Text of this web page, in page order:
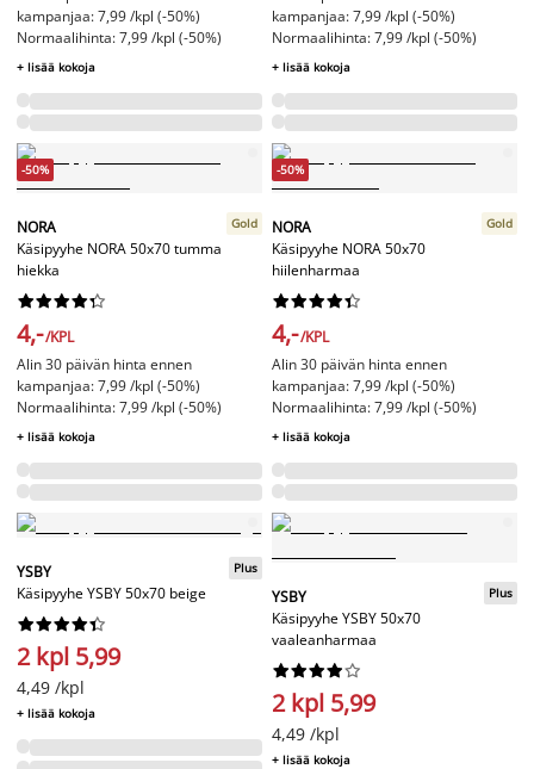
kampanjaa: 7,99 /kpl (-50%)
Normaalihinta: 7,99 /kpl (-50%)
+ lisää kokoja
kampanjaa: 7,99 /kpl (-50%)
Normaalihinta: 7,99 /kpl (-50%)
+ lisää kokoja
-50%
NORA
Käsipyyhe NORA 50x70 tumma
hiekka
Gold






4,-/KPL
Alin 30 päivän hinta ennen
kampanjaa: 7,99 /kpl (-50%)
Normaalihinta: 7,99 /kpl (-50%)
+ lisää kokoja
-50%
NORA
Käsipyyhe NORA 50x70
hiilenharmaa
Gold






4,-/KPL
Alin 30 päivän hinta ennen
kampanjaa: 7,99 /kpl (-50%)
Normaalihinta: 7,99 /kpl (-50%)
+ lisää kokoja
YSBY
Käsipyyhe YSBY 50x70 beige
Plus






2 kpl 5,99
4,49 /kpl
+ lisää kokoja
YSBY
Käsipyyhe YSBY 50x70
vaaleanharmaa
Plus






2 kpl 5,99
4,49 /kpl
+ lisää kokoja